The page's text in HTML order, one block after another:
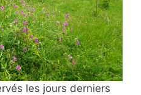
les jours derniers